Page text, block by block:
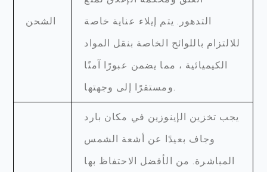
الشحن
التدهور. يتم إيلاء عناية خاصة
للالتزام باللوائح الخاصة بنقل المواد
الكيميائية ، مما يضمن عبورًا آمنًا
ومستقرًا إلى وجهتها.
يجب تخزين الإينوزين في مكان بارد
وجاف بعيدًا عن أشعة الشمس
المباشرة. من الأفضل الاحتفاظ بها